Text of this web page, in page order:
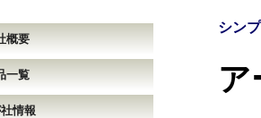
概要
一覧
情報
シン
ア